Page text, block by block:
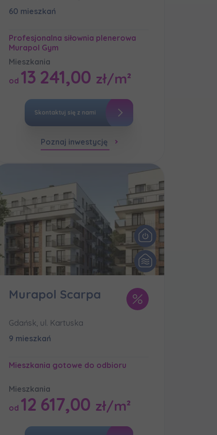
60 mieszkań
Profesjonalna siłownia plenerowa
Murapol Gym
Mieszkania
od 13 241,00 zł/m²
Skontaktuj się z nami
Poznaj inwestycję
Murapol Scarpa
Gdańsk, ul. Kartuska
9 mieszkań
Mieszkania gotowe do odbioru
Mieszkania
od 12 617,00 zł/m²
wysyłać